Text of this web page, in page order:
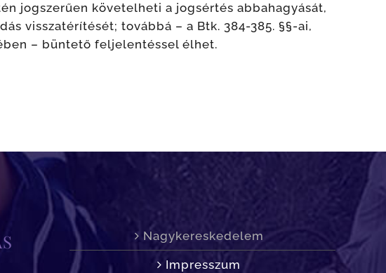
jogszerűen követelheti a jogsértés abbahagyását,
visszatérítését; továbbá – a Btk. 384-385. §§-ai,
– büntető feljelentéssel élhet.
Nagykereskedelem
Impresszum